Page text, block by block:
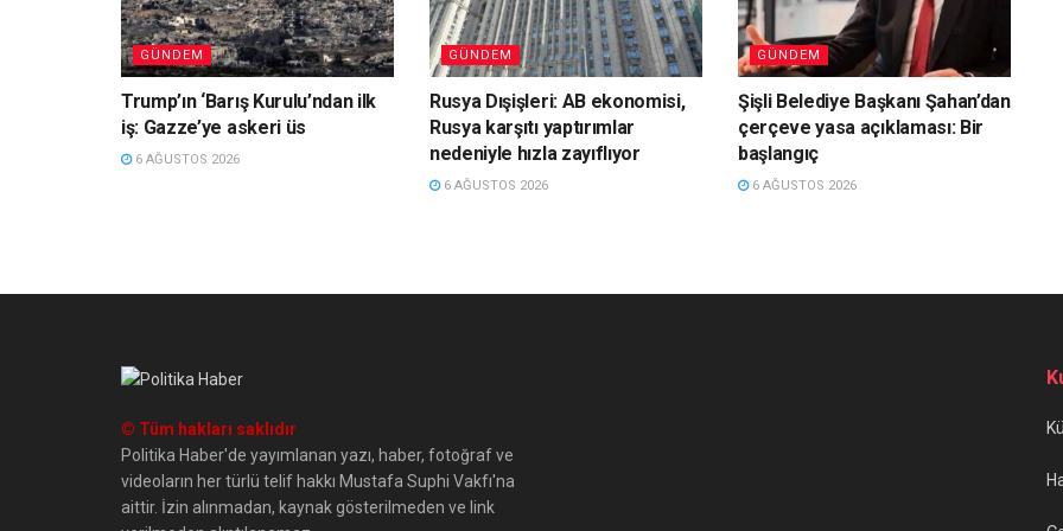
GÜNDEM
Trump’ın ‘Barış Kurulu’ndan ilk
iş: Gazze’ye askeri üs
6 AĞUSTOS 2026
GÜNDEM
Rusya Dışişleri: AB ekonomisi,
Rusya karşıtı yaptırımlar
nedeniyle hızla zayıflıyor
6 AĞUSTOS 2026
GÜNDEM
Şişli Belediye Başkanı Şahan’dan
çerçeve yasa açıklaması: Bir
başlangıç
6 AĞUSTOS 2026
© Tüm hakları saklıdır
Politika Haber'de yayımlanan yazı, haber, fotoğraf ve
videoların her türlü telif hakkı Mustafa Suphi Vakfı'na
aittir. İzin alınmadan, kaynak gösterilmeden ve link